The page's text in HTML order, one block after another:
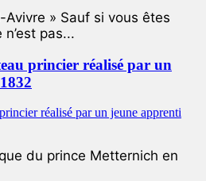
» Sauf si vous êtes
pas...
princier réalisé par un
du prince Metternich en